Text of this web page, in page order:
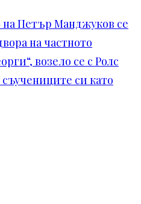
Петър Манджуков се
на частното
возело се с Ролс
си като